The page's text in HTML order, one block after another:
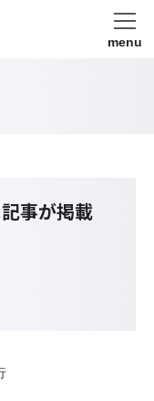
menu
事が掲載